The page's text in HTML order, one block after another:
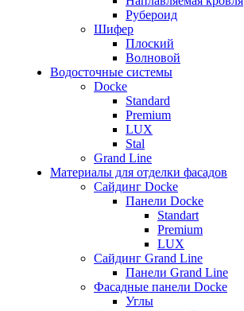
Рубероид
Шифер
Плоский
Волновой
Водосточные системы
Docke
Standard
Premium
LUX
Stal
Grand Line
Материалы для отделки фасадов
Сайдинг Docke
Панели Docke
Standart
Premium
LUX
Сайдинг Grand Line
Панели Grand Line
Фасадные панели Docke
Углы